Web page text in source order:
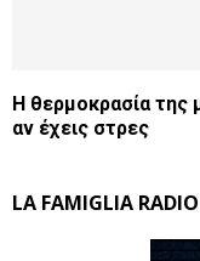
Η θερμοκρασία της
αν έχεις στρες
LA FAMIGLIA RADIO